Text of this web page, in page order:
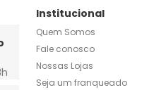
Institucional
Quem Somos
Fale conosco
Nossas Lojas
Seja um franqueado